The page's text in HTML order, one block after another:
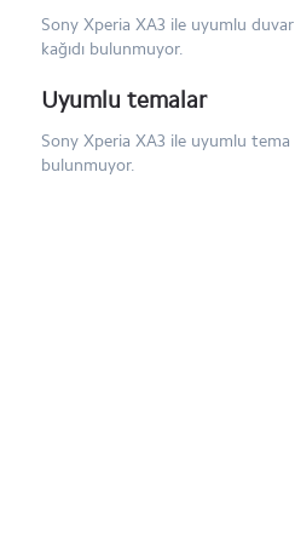
Sony Xperia T2 Ultra
Sony Xperia XA3 ile uyumlu duvar
kağıdı bulunmuyor.
Uyumlu temalar
Sony Xperia XA3 ile uyumlu tema
bulunmuyor.